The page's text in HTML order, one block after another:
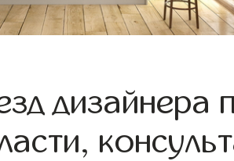
дизайнера